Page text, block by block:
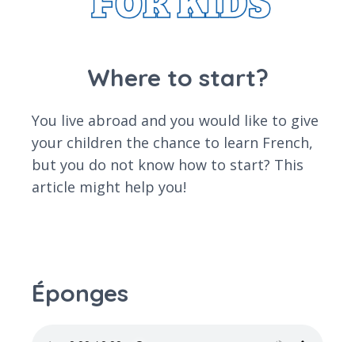
Where to start?
You live abroad and you would like to give
your children the chance to learn French,
but you do not know how to start? This
article might help you!
Éponges